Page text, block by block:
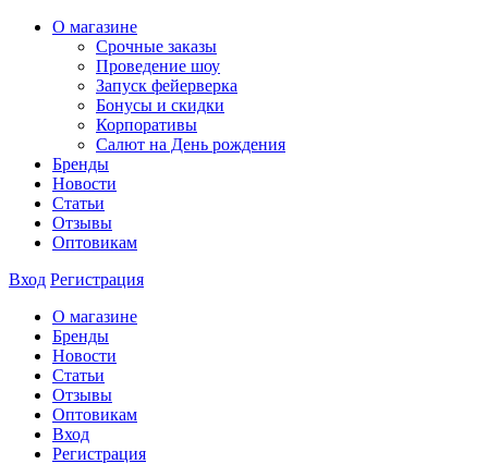
О магазине
Срочные заказы
Проведение шоу
Запуск фейерверка
Бонусы и скидки
Корпоративы
Салют на День рождения
Бренды
Новости
Статьи
Отзывы
Оптовикам
Вход Регистрация
О магазине
Бренды
Новости
Статьи
Отзывы
Оптовикам
Вход
Регистрация